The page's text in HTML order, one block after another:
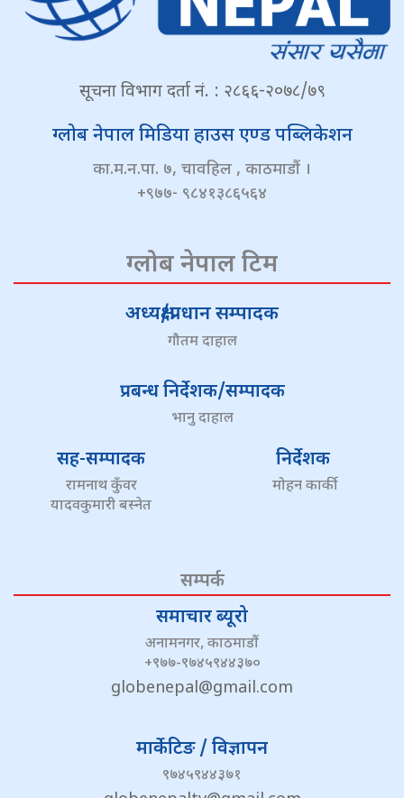
सूचना विभाग दर्ता नं. : २८६६-२०७८/७९
ग्लोब नेपाल मिडिया हाउस एण्ड पब्लिकेशन
का.म.न.पा. ७, चावहिल , काठमाडौं ।
+९७७- ९८४१३८६५६४
ग्लोब नेपाल टिम
अध्यक्ष/प्रधान सम्पादक
गौतम दाहाल
प्रबन्ध निर्देशक/सम्पादक
भानु दाहाल
सह-सम्पादक
रामनाथ कुँवर
यादवकुमारी बस्नेत
निर्देशक
मोहन कार्की
सम्पर्क
समाचार ब्यूरो
अनामनगर, काठमाडौं
+९७७-९७४५९४४३७०
globenepal@gmail.com
मार्केटिङ / विज्ञापन
९७४५९४४३७१